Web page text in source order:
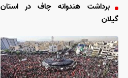
برداشت هندوانه چاف در استان
گیلان